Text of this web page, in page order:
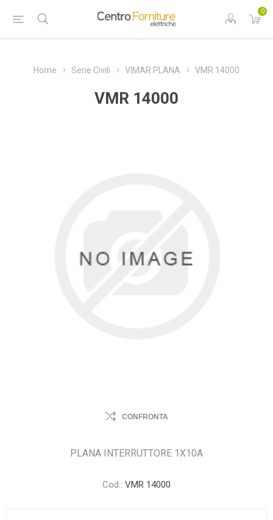
0
Home Serie Civili VIMAR PLANA VMR 14000
VMR 14000
CONFRONTA
PLANA INTERRUTTORE 1X10A
Cod.: VMR 14000